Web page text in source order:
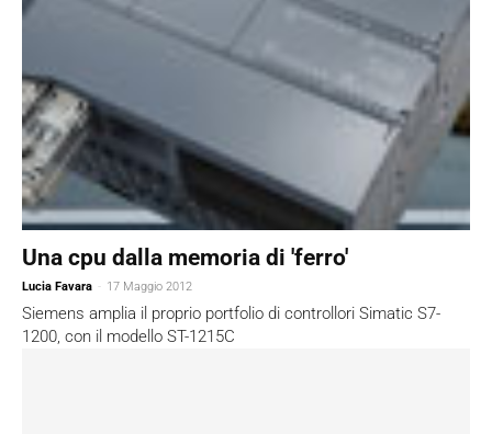
Una cpu dalla memoria di 'ferro'
Lucia Favara - 17 Maggio 2012
Siemens amplia il proprio portfolio di controllori Simatic S7-
1200, con il modello ST-1215C